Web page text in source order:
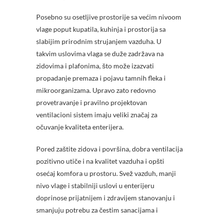
Posebno su osetljive prostorije sa većim nivoom
vlage poput kupatila, kuhinja i prostorija sa
slabijim prirodnim strujanjem vazduha. U
takvim uslovima vlaga se duže zadržava na
zidovima i plafonima, što može izazvati
propadanje premaza i pojavu tamnih fleka i
mikroorganizama. Upravo zato redovno
provetravanje i pravilno projektovan
ventilacioni sistem imaju veliki značaj za
očuvanje kvaliteta enterijera.
Pored zaštite zidova i površina, dobra ventilacija
pozitivno utiče i na kvalitet vazduha i opšti
osećaj komfora u prostoru. Svež vazduh, manji
nivo vlage i stabilniji uslovi u enterijeru
doprinose prijatnijem i zdravijem stanovanju i
smanjuju potrebu za čestim sanacijama i